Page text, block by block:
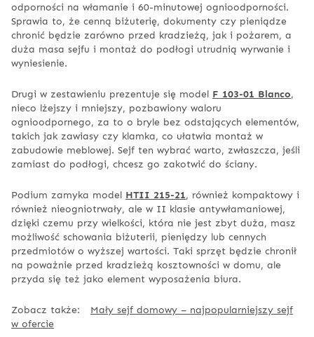
odporności na włamanie i 60-minutowej ognioodporności.
Sprawia to, że cenną biżuterię, dokumenty czy pieniądze
chronić będzie zarówno przed kradzieżą, jak i pożarem, a
duża masa sejfu i montaż do podłogi utrudnią wyrwanie i
wyniesienie.
Drugi w zestawieniu prezentuje się model F 103-01 Blanco,
nieco lżejszy i mniejszy, pozbawiony waloru
ognioodpornego, za to o bryle bez odstających elementów,
takich jak zawiasy czy klamka, co ułatwia montaż w
zabudowie meblowej. Sejf ten wybrać warto, zwłaszcza, jeśli
zamiast do podłogi, chcesz go zakotwić do ściany.
Podium zamyka model HTII 215-21, również kompaktowy i
również nieogniotrwały, ale w II klasie antywłamaniowej,
dzięki czemu przy wielkości, która nie jest zbyt duża, masz
możliwość schowania biżuterii, pieniędzy lub cennych
przedmiotów o wyższej wartości. Taki sprzęt będzie chronił
na poważnie przed kradzieżą kosztowności w domu, ale
przyda się też jako element wyposażenia biura.
Zobacz także: Mały sejf domowy – najpopularniejszy sejf
w ofercie